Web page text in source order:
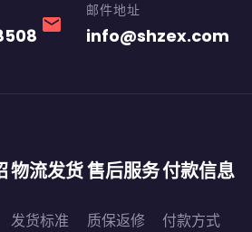
email
邮件地址
info@shzex.com
物流发货
发货标准
售后服务
质保返修
付款信息
付款方式